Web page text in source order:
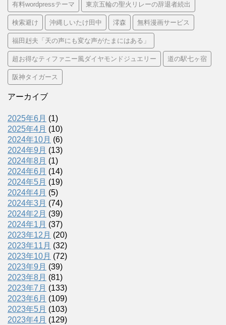
有料wordpressテーマ 東京五輪の聖火リレーの辞退者続出
検索避け 沖縄しいたけ田中 澪森 無料漫画サービス
福田赳夫「天の声にも変な声がたまにはある」
超お得なティファニー風ダイヤモンドジュエリー 道の駅七ヶ宿
阪神タイガース
アーカイブ
2025年6月 (1)
2025年4月 (10)
2024年10月 (6)
2024年9月 (13)
2024年8月 (1)
2024年6月 (14)
2024年5月 (19)
2024年4月 (5)
2024年3月 (74)
2024年2月 (39)
2024年1月 (37)
2023年12月 (20)
2023年11月 (32)
2023年10月 (72)
2023年9月 (39)
2023年8月 (81)
2023年7月 (133)
2023年6月 (109)
2023年5月 (103)
2023年4月 (129)